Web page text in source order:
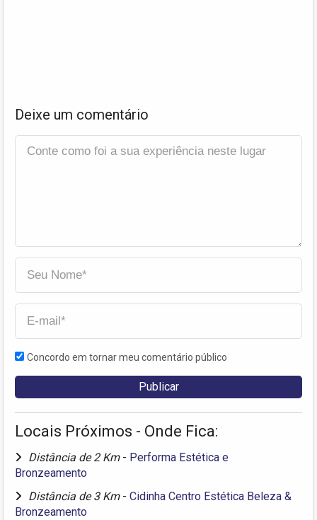
Deixe um comentário
Concordo em tornar meu comentário público
Locais Próximos - Onde Fica:
Distância de 2 Km - Performa Estética e
Bronzeamento
Distância de 3 Km - Cidinha Centro Estética Beleza &
Bronzeamento